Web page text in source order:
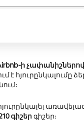
ի
է հյուրընկալումը
գիշերգիշեր։